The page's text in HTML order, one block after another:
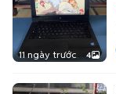
11 ngày trước 4